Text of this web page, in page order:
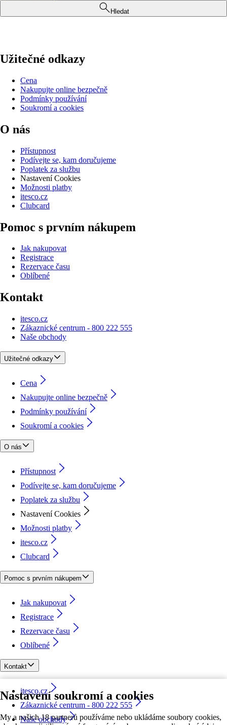
Nastavení soukromí a cookies
My a našich 18 partnerů používáme nebo ukládáme soubory cookies,
Hledat
Užitečné odkazy
Cena
Nakupujte online bezpečně
Podmínky používání
Soukromí a cookies
O nás
Přístupnost
Podívejte se, kam doručujeme
Poplatek za službu
Nastavení Cookies
Možnosti platby
itesco.cz
Clubcard
Pomoc s prvním nákupem
Jak nakupovat
Registrace
Rezervace času
Oblíbené
Kontakt
itesco.cz
Zákaznické centrum - 800 222 555
Naše obchody
Užitečné odkazy
Cena
Nakupujte online bezpečně
Podmínky používání
Soukromí a cookies
O nás
Přístupnost
Podívejte se, kam doručujeme
Poplatek za službu
Nastavení Cookies
Možnosti platby
itesco.cz
Clubcard
Pomoc s prvním nákupem
Jak nakupovat
Registrace
Rezervace času
Oblíbené
Kontakt
itesco.cz
Zákaznické centrum - 800 222 555
Naše obchody